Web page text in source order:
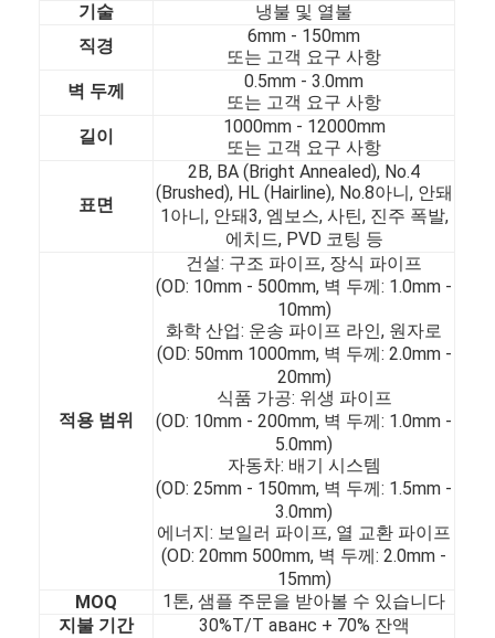
제품
기술
냉불 및 열불
직경
6mm - 150mm
또는 고객 요구 사항
벽 두께
0.5mm - 3.0mm
또는 고객 요구 사항
길이
1000mm - 12000mm
또는 고객 요구 사항
표면
2B, BA (Bright Annealed), No.4
(Brushed), HL (Hairline), No.8아니, 안돼
1아니, 안돼3, 엠보스, 사틴, 진주 폭발,
에치드, PVD 코팅 등
적용 범위
건설: 구조 파이프, 장식 파이프
(OD: 10mm - 500mm, 벽 두께: 1.0mm -
10mm)
화학 산업: 운송 파이프 라인, 원자로
(OD: 50mm 1000mm, 벽 두께: 2.0mm -
20mm)
식품 가공: 위생 파이프
(OD: 10mm - 200mm, 벽 두께: 1.0mm -
5.0mm)
자동차: 배기 시스템
(OD: 25mm - 150mm, 벽 두께: 1.5mm -
3.0mm)
에너지: 보일러 파이프, 열 교환 파이프
(OD: 20mm 500mm, 벽 두께: 2.0mm -
15mm)
MOQ
1톤, 샘플 주문을 받아볼 수 있습니다
지불 기간
30%T/T аванс + 70% 잔액